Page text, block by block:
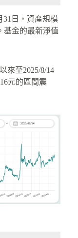
31日，資產規模
基金的最新淨值
來至2025/8/14
元的區間震